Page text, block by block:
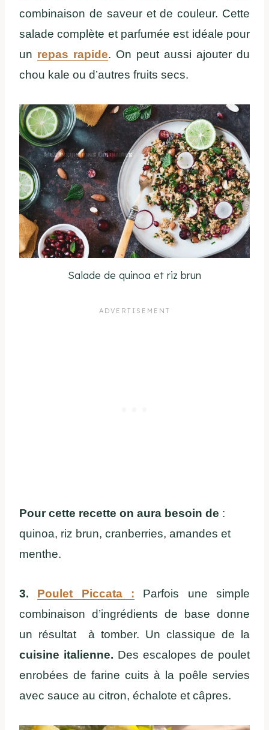
combinaison de saveur et de couleur. Cette
salade complète et parfumée est idéale pour
un repas rapide. On peut aussi ajouter du
chou kale ou d’autres fruits secs.
Salade de quinoa et riz brun
Pour cette recette on aura besoin de :
quinoa, riz brun, cranberries, amandes et
menthe.
3. Poulet Piccata : Parfois une simple
combinaison d’ingrédients de base donne
un résultat à tomber. Un classique de la
cuisine italienne. Des escalopes de poulet
enrobées de farine cuits à la poêle servies
avec sauce au citron, échalote et câpres.